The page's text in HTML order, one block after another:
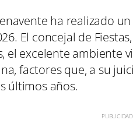
ha realizado
El concejal de
el excelente ambiente
factores que, a su
últimos años.